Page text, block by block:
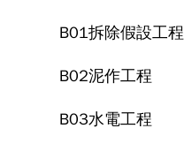
B01拆除假設工程
B02泥作工程
B03水電工程